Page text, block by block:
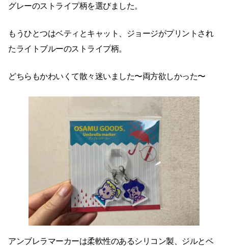
グレーのストライプ柄を選びました。
もうひとつはベティとキャット、ジョージがプリントされ
たライトブルーのストライプ柄。
どちらもかわいくて散々迷いました〜両方欲しかった〜
アンブレラマーカーは柔軟性のあるシリコン製、ジルとベ